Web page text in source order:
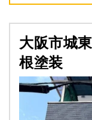
大阪市城
根塗装